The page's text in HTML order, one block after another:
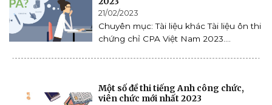
21/02/2023
Chuyên mục: Tài liệu khác Tài liệu ôn thi
chứng chỉ CPA Việt Nam 2023....
Một số đề thi tiếng Anh công chức,
viên chức mới nhất 2023